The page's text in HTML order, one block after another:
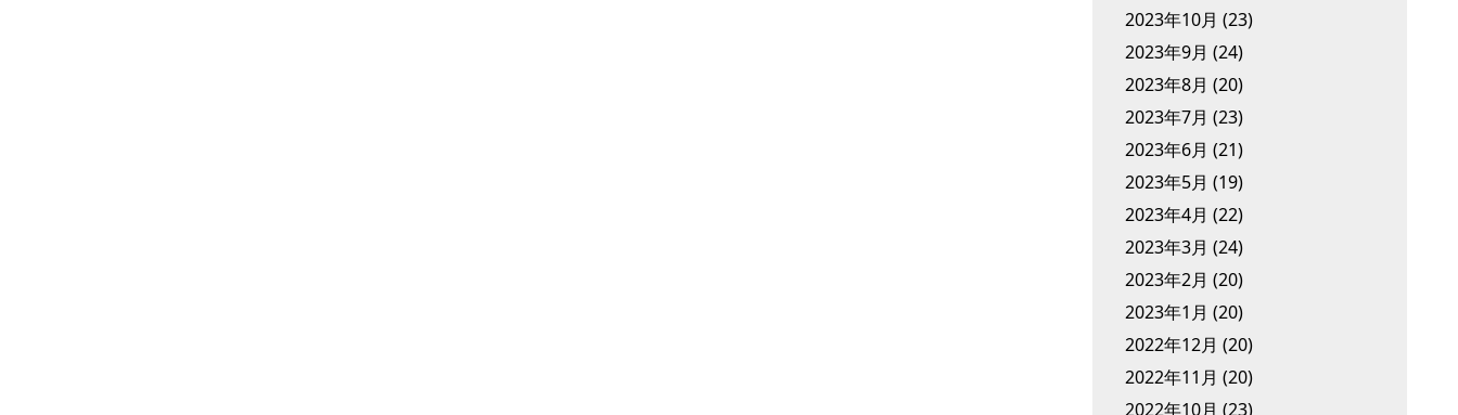
2023年10月 (23)
2023年9月 (24)
2023年8月 (20)
2023年7月 (23)
2023年6月 (21)
2023年5月 (19)
2023年4月 (22)
2023年3月 (24)
2023年2月 (20)
2023年1月 (20)
2022年12月 (20)
2022年11月 (20)
2022年10月 (23)